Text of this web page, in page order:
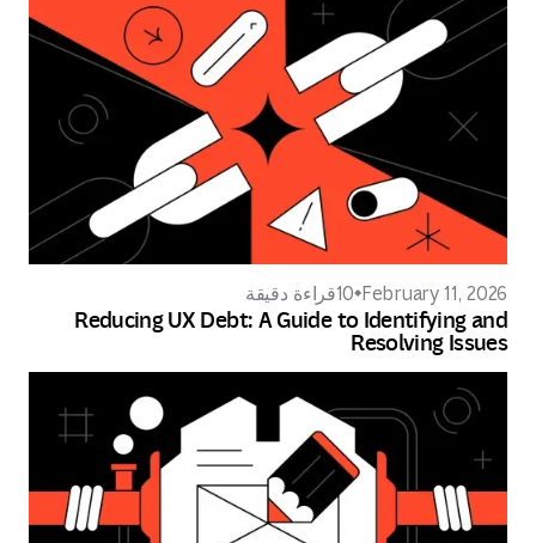
February 11,
10قراءة دقيقة
Reducing UX Debt: A Guide to
Resolving